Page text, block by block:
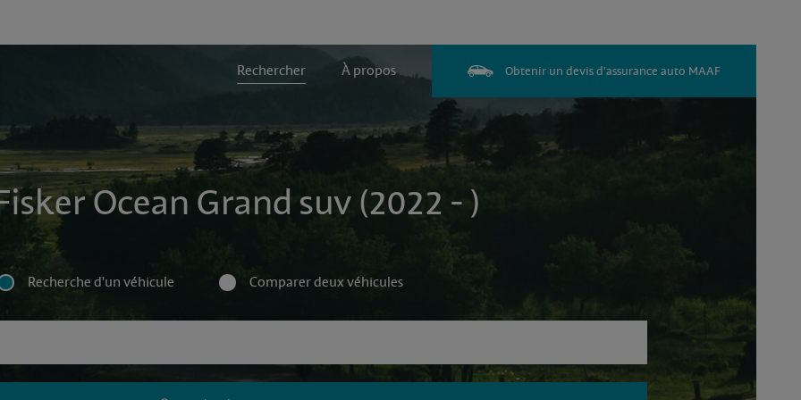
Rechercher À propos Obtenir un devis d'assurance auto MAAF
Ocean Grand suv (2022 - )
Recherche d'un véhicule Comparer deux véhicules